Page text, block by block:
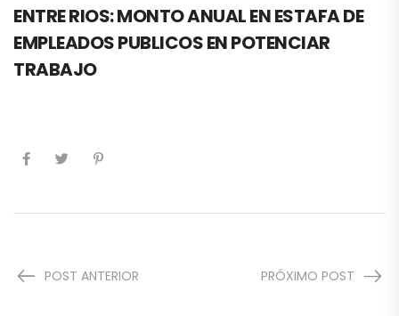
ENTRE RIOS: MONTO ANUAL EN ESTAFA DE
EMPLEADOS PUBLICOS EN POTENCIAR
TRABAJO
POST ANTERIOR PRÓXIMO POST